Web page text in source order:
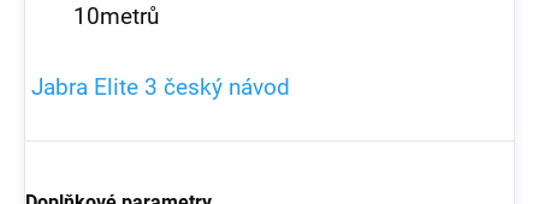
10metrů
Jabra Elite 3 český návod